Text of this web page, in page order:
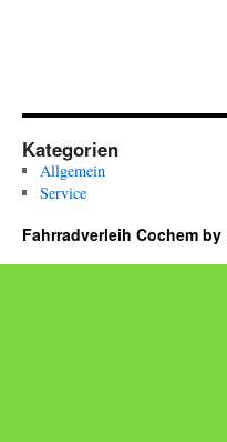
Kategorien
Allgemein
Service
Fahrradverleih Cochem